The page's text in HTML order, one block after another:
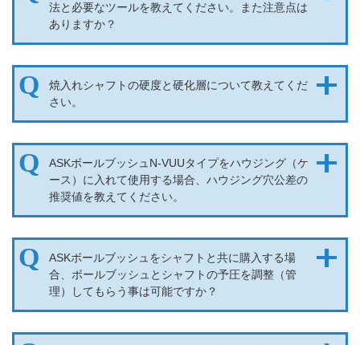
法と必要なツールを教えてください。また注意点は
ありますか？
焼入れシャフトの硬度と硬化層について教えてくだ
さい。
ASKボールブッシュN-VUUタイプをハウジング（ケ
ース）に入れて使用する場合、ハウジング穴公差の
推奨値を教えてください。
ASKボールブッシュをシャフトと共に購入する場
合、ボールブッシュとシャフトの予圧を調整（管
理）してもらう事は可能ですか？